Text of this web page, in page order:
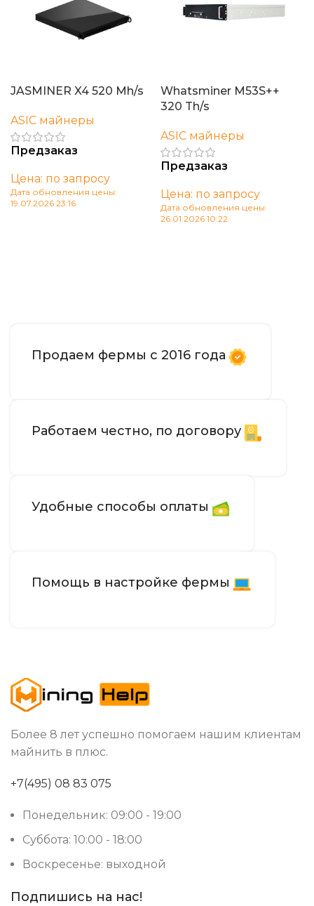
JASMINER X4 520 Mh/s
ASIC майнеры
Предзаказ
Цена: по запросу
Дата обновления цены:
19.07.2026 23:16
Whatsminer M53S++
320 Th/s
ASIC майнеры
Предзаказ
Цена: по запросу
Дата обновления цены:
26.01.2026 10:22
Продаем фермы с 2016 года
Работаем честно, по договору
Удобные способы оплаты
Помощь в настройке фермы
Более 8 лет успешно помогаем нашим клиентам
майнить в плюс.
+7(495) 08 83 075
Понедельник: 09:00 - 19:00
Суббота: 10:00 - 18:00
Воскресенье: выходной
Подпишись на нас!